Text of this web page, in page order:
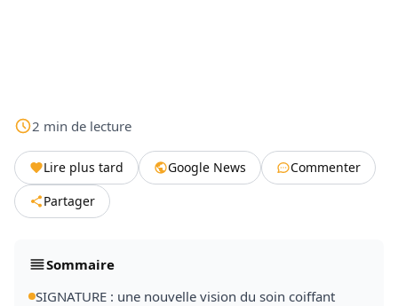
2 min de lecture
Lire plus tard Google News
Commenter
Partager
Sommaire
SIGNATURE : une nouvelle vision du soin coiffant